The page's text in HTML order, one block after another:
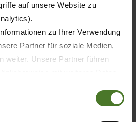
auf unsere Website zu
zu Ihrer Verwendung
Partner für soziale Medien,
weiter. Unsere Partner führen
der Dienste gesammelt